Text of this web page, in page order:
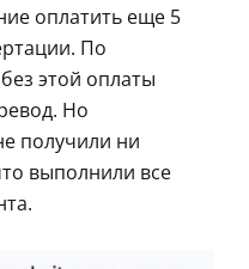
оплатить еще 5
По
этой оплаты
Но
получили ни
выполнили все